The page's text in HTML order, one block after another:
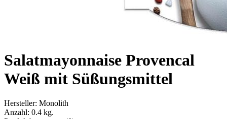
Salatmayonnaise Provencal
Weiß mit Süßungsmittel
Hersteller: Monolith
Anzahl: 0.4 kg.